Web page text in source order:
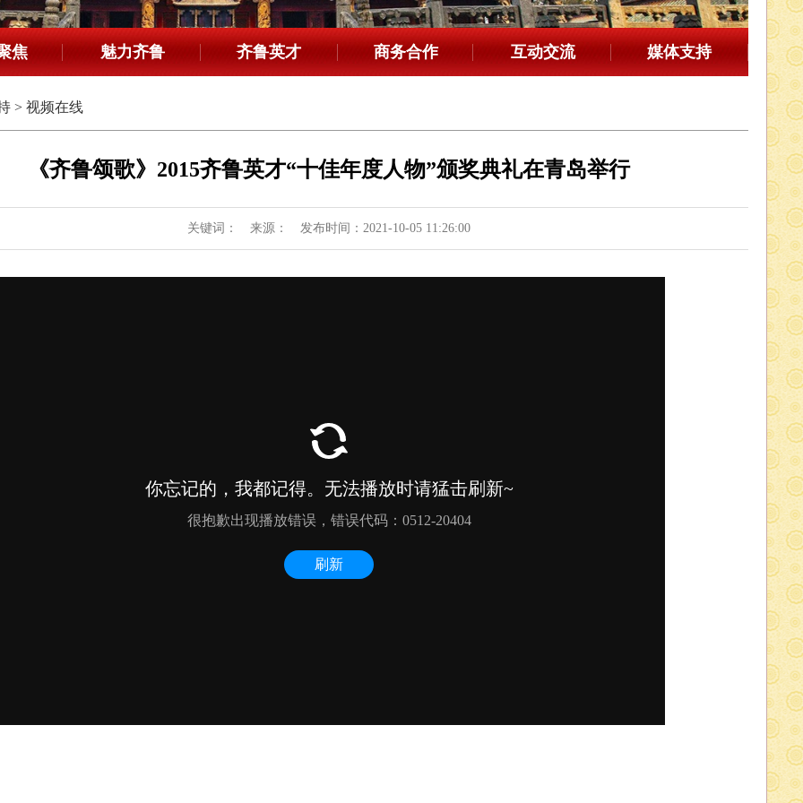
焦 魅力齐鲁 齐鲁英才 商务合作 互动交流 媒体支持
>视频在线
《齐鲁颂歌》2015齐鲁英才“十佳年度人物”颁奖典礼在青岛举行
关键词： 来源： 发布时间：2021-10-05 11:26:00